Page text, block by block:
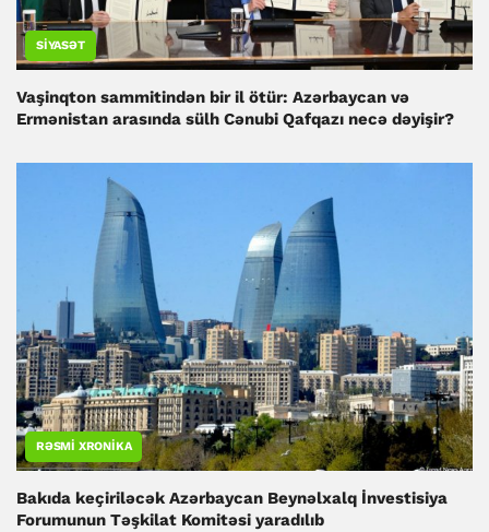
SIYASƏT
Vaşinqton sammitindən bir il ötür: Azərbaycan və
Ermənistan arasında sülh Cənubi Qafqazı necə dəyişir?
RƏSMI XRONIKA
Bakıda keçiriləcək Azərbaycan Beynəlxalq İnvestisiya
Forumunun Təşkilat Komitəsi yaradılıb